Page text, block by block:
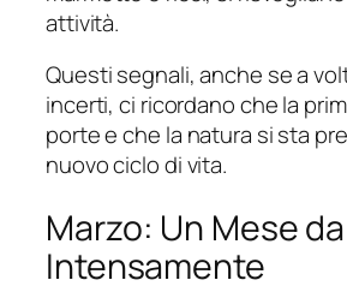
attività.
Questi segnali, anche se a
incerti, ci ricordano che la
porte e che la natura si sta
nuovo ciclo di vita.
Marzo: Un Mese
Intensamente